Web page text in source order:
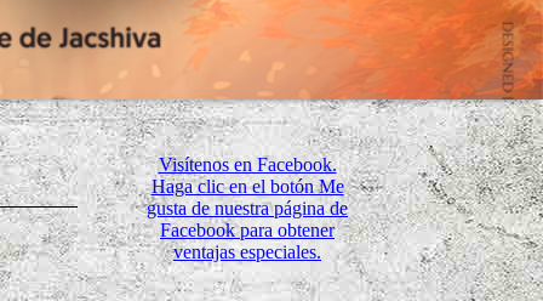
Visítenos en Facebook.
Haga clic en el botón Me
gusta de nuestra página de
Facebook para obtener
ventajas especiales.